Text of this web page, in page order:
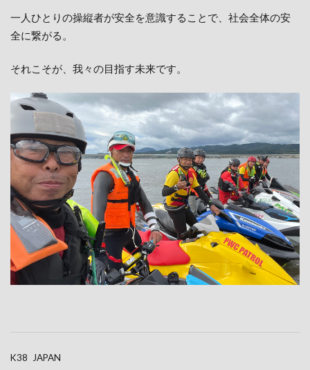
一人ひとりの操縦者が安全を意識することで、社会全体の安
全に繋がる。
それこそが、我々の目指す未来です。
K38 JAPAN